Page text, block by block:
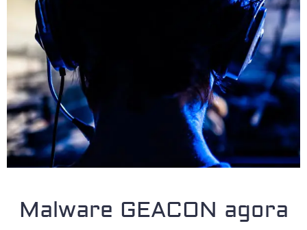
Malware GEACON agora